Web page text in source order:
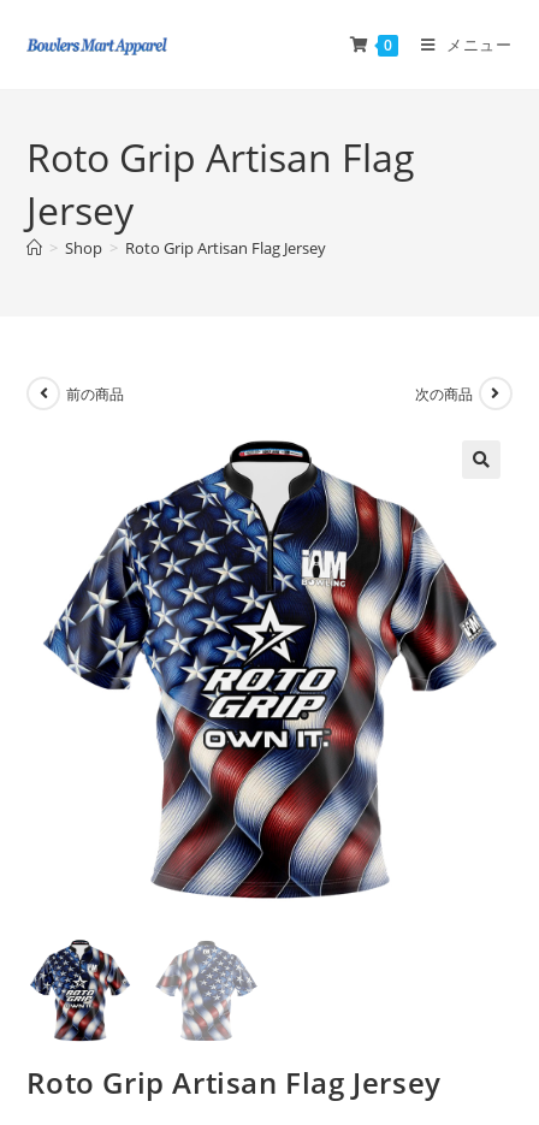
0 メニュー
Roto Grip Artisan Flag
Jersey
> Shop > Roto Grip Artisan Flag Jersey
前の商品 次の商品
Roto Grip Artisan Flag Jersey